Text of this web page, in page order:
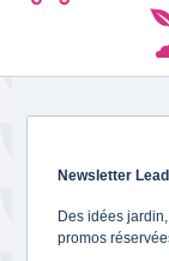
Newsletter
Des idées
promos